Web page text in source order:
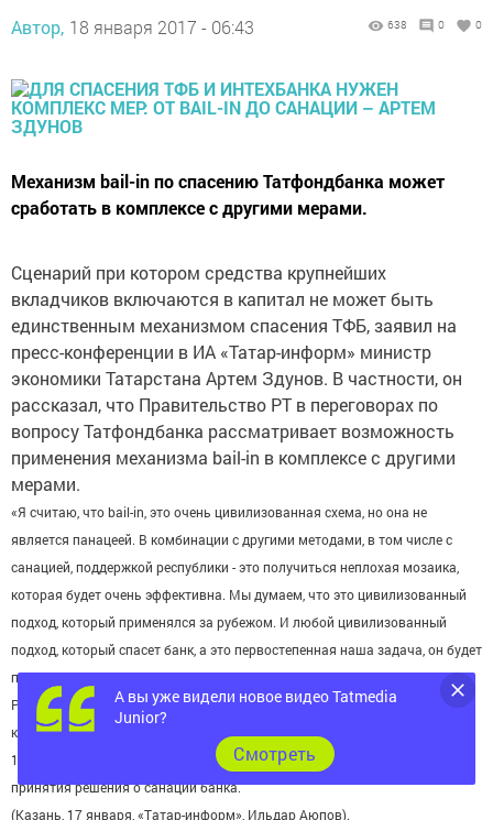
Автор, 18 января 2017 - 06:43 638 0 0
Механизм bail-in по спасению Татфондбанка может
сработать в комплексе с другими мерами.
Сценарий при котором средства крупнейших
вкладчиков включаются в капитал не может быть
единственным механизмом спасения ТФБ, заявил на
пресс-конференции в ИА «Татар-информ» министр
экономики Татарстана Артем Здунов. В частности, он
рассказал, что Правительство РТ в переговорах по
вопросу Татфондбанка рассматривает возможность
применения механизма bail-in в комплексе с другими
мерами.
«Я считаю, что bail-in, это очень цивилизованная схема, но она не
является панацеей. В комбинации с другими методами, в том числе с
санацией, поддержкой республики - это получиться неплохая мозаика,
которая будет очень эффективна. Мы думаем, что это цивилизованный
подход, который применялся за рубежом. И любой цивилизованный
подход, который спасет банк, а это первостепенная наша задача, он будет
применен», - отметил Артем Здунов.
Ранее сообщалось, что предложения конвертировать свои депозиты в
капитал банка получат клиенты, которые хранили на своих счетах более
100 млн рублей по состоянию на декабрь 2016 года, при условии
принятия решения о санации банка.
(Казань, 17 января, «Татар-информ», Ильдар Аюпов).
А вы уже видели новое видео Tatmedia
Junior?
Cмотреть